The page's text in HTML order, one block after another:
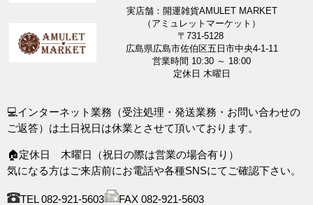
実店舗：開運雑貨AMULET MARKET
（アミュレットマーケット）
〒731-5128
広島県広島市佐伯区五日市中央4-1-11
営業時間 10:30 ～ 18:00
定休日 木曜日
💻インターネット業務（受注処理・発送業務・お問い合わせの
ご返答）は土日祝日は休業とさせて頂いております。
🏠定休日 木曜日（祝日の際は営業の場合有り）
気になる方はご来店前にお電話や各種SNSにてご確認下さい。
TEL 082-921-5603 FAX 082-921-5603